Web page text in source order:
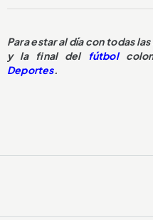
Para estar al día con todas
y la final del
fútbol
Deportes.